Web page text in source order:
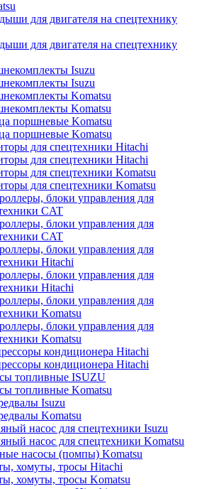
для двигателя на спецтехнику
для двигателя на спецтехнику
Isuzu
Isuzu
Komatsu
Komatsu
поршневые Komatsu
поршневые Komatsu
для спецтехники Hitachi
для спецтехники Hitachi
для спецтехники Komatsu
для спецтехники Komatsu
блоки управления для
CAT
блоки управления для
CAT
блоки управления для
Hitachi
блоки управления для
Hitachi
блоки управления для
Komatsu
блоки управления для
Komatsu
кондиционера Hitachi
кондиционера Hitachi
топливные ISUZU
топливные Komatsu
Isuzu
Komatsu
насос для спецтехники Isuzu
насос для спецтехники Komatsu
насосы (помпы) Komatsu
хомуты, тросы Hitachi
хомуты, тросы Komatsu